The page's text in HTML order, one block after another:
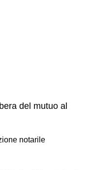
del mutuo al
notarile